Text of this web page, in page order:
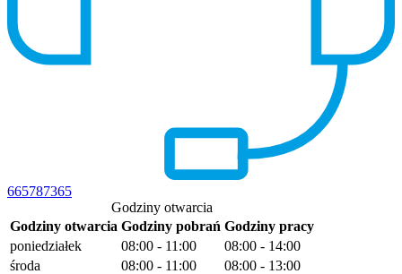
665787365
Godziny otwarcia
Godziny otwarcia Godziny pobrań Godziny pracy
poniedziałek
08:00 - 11:00
08:00 - 14:00
środa
08:00 - 11:00
08:00 - 13:00